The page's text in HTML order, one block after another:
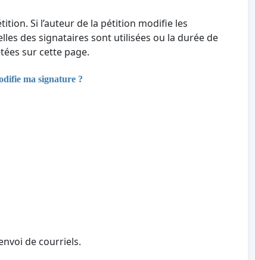
Si l’auteur de la pétition modifie les
des signataires sont utilisées ou la durée de
sur cette page.
ma signature ?
de courriels.